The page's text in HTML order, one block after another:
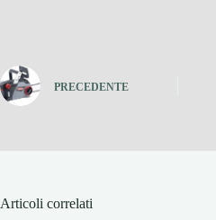
PRECEDENTE
Articoli correlati